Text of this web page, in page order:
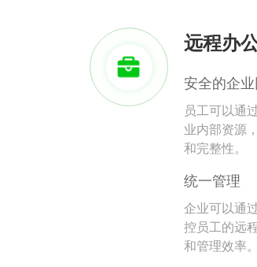
远程办
安全的企
员工可以通
业内部资源
和完整性。
统一管理
企业可以通
控员工的远
和管理效率。